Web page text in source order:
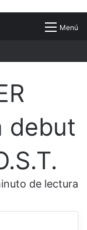
Menú
Buscar
debut
de lectura